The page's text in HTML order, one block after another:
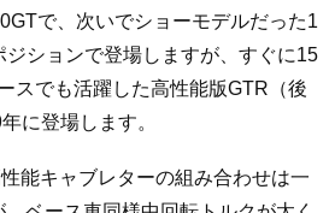
で、次いでショーモデルだった1
ションで登場しますが、すぐに15
スでも活躍した高性能版GTR（後
に登場します。
能キャブレターの組み合わせは一